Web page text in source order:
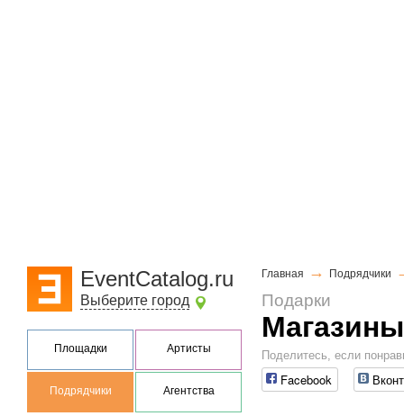
EventCatalog.ru
Выберите город
Площадки Артисты
Подрядчики Агентства
Главная → Подрядчики
Подарки
Поделитесь, если
Facebook